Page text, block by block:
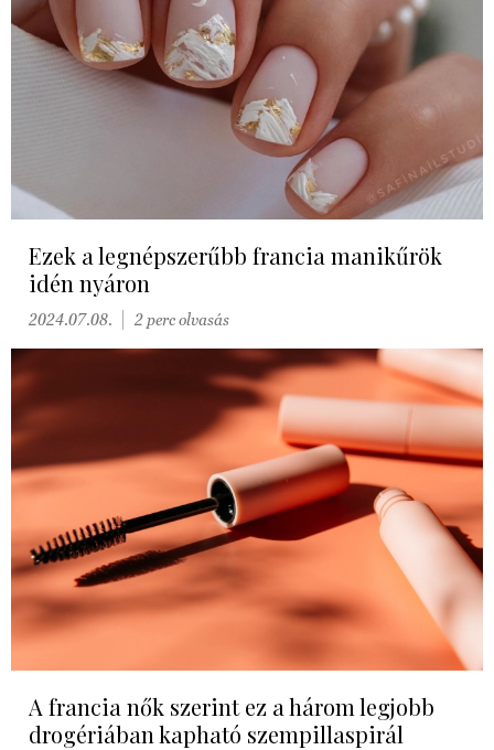
Ezek a legnépszerűbb francia manikűrök
idén nyáron
2024.07.08. 2 perc olvasás
A francia nők szerint ez a három legjobb
drogériában kapható szempillaspirál